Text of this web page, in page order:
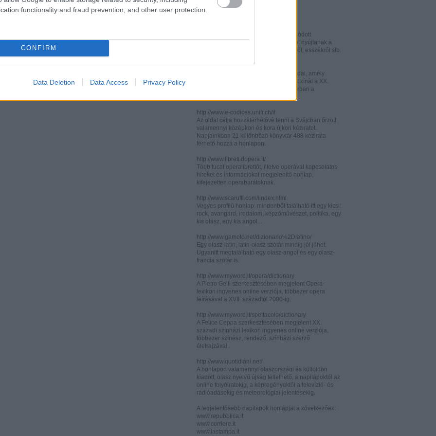
functionality and fraud prevention, and other user protection.
CONFIRM
Data Deletion Data Access Privacy Policy
http://www.italianistica.info/
Két, italianisztikai kutatásra specializálódott
információs portál - számos információt nyújtanak a
legújabb publikációkról, konferenciákról, esszékről stb.
http://digilander.libero.it/letteratura/
Könnyen áttkinthető irodalomkritikai oldal, amely
műelemzéseket és szerzői életrajzokat kínál a XX.
század elejéről. Célközönsége elsősorban a
http://www.e-codices.unifr.ch/it
Az oldal célja hozzáférhetővé tenni a Svájcban őrzött
valamennyi középkori és kora újkori kéziratot.
Napjainkban 21 különböző könyvtár 488 kézirata
férhető hozzá a honlapon.
http://www.librettidopera.it/
Több tucat operalibrettót, illetve operával kapcsolatos
híreket és információkat megjelenítő honlap,
kifejezetten operabarátoknak.
http://www.scaruffi.com/iindex.html
Vegyes profilú honlap: mindenből található itt egy kicsi:
rock, avangárd, irodalom, képzőművészet, politika, egy
kis olasz, egy kis angol...
http://www.gamoto.net/dizionario%2Dlatino/
Egy olasz-latin, latin-olasz szótár mindig jól jöhet.
Ugyanitt megtalálható egy olasz-angol és egy olasz-
francia szótár is.
http://www.myword.it/opera/dictionary
A Pietro Gelli szerkesztésében megjelent Opera-
lexikon ingyenes online verziója, többezer opera
leírásával a XVII. századtól 2000-ig.
http://www.myword.it/spettacolo/dictionary
A Felice Ceppa szerkesztésében megjelent XX.
századi színházi lexikon ingyenes online verziója,
többezer színész, rendező, színházi szerző
életrajzával.
http://www.quotidiani.net/
A honlapon valamennyi olaszországi és külföldön
kiadott, olasz nyelvű újság fellelhető, a napilapoktól az
online folyóiratokig, a képregényektől a televízió- és
rádióadásokig és meteorológiai jelentésekig.
A legjelentősebb napilapok honlapjai a következőek:
www.repubblica.it
www.corriere.it
www.lastampa.it